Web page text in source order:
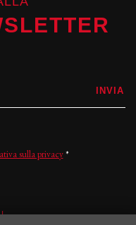
INVIA
sulla privacy*